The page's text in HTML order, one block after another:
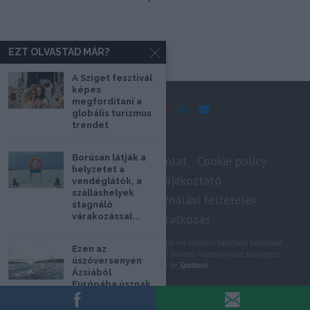
Impresszum Médiaajánlat
Adatkezelési tájékoztató
Szerzői jogok, felhasználási feltételek
Hírlevél feliratkozás
felhasználásához, újraközléséhez a szerző írásbeli hozzájárulása szükséges.
All Rights Reserved by Spabook
EZT OLVASTAD MÁR?
A Sziget fesztivál
képes
megfordítani a
globális turizmus
trendet
Borúsan látják a
helyzetet a
vendéglátók, a
szálláshelyek
stagnáló
várakozással...
Ezen az
úszóversenyen
Ázsiából
Európába úsznak
a versenyzők